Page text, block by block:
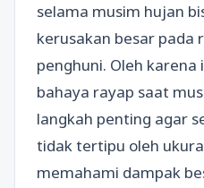
selama musim hujan
kerusakan besar pada
penghuni. Oleh
bahaya rayap saat
langkah penting agar
tidak tertipu oleh
memahami dampak